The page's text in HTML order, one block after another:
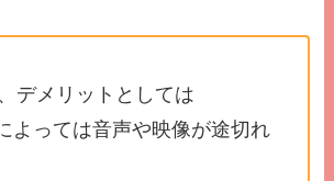
デメリットとしては
よっては音声や映像が途切れ